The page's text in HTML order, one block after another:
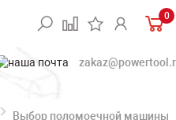
0
Выбор поломоечной машины